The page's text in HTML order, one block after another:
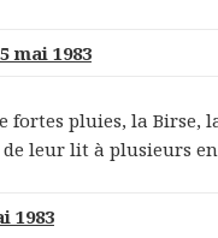
mai 1983
fortes pluies, la Birse,
de leur lit à plusieurs
1983